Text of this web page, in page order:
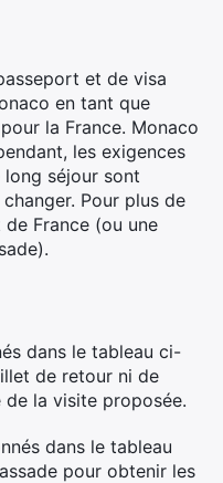
et de visa
en tant que
la France. Monaco
les exigences
séjour sont
Pour plus de
France (ou une
dans le tableau ci-
de retour ni de
la visite proposée.
dans le tableau
pour obtenir les